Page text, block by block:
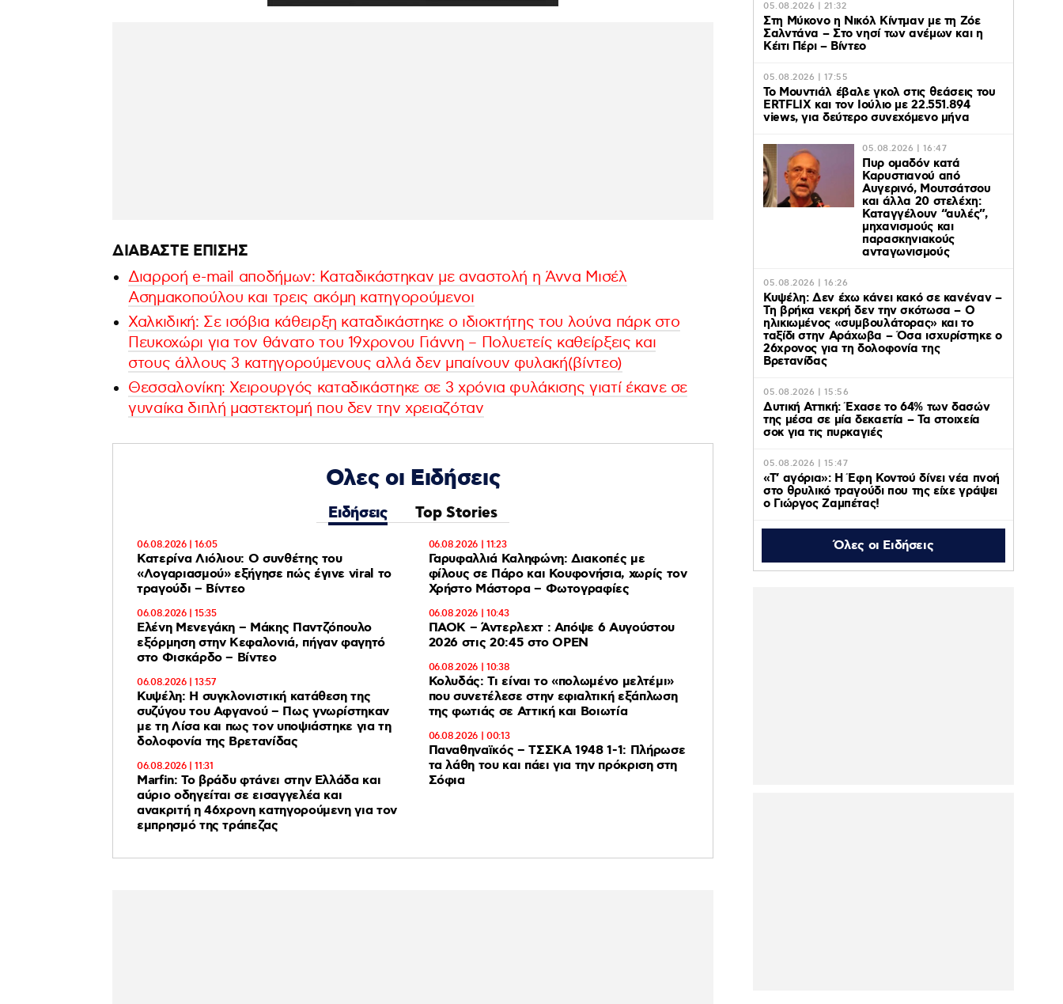
ΔΙΑΒΑΣΤΕ ΕΠΙΣΗΣ
Διαρροή e-mail αποδήμων: Καταδικάστηκαν με αναστολή η Άννα Μισέλ
Ασημακοπούλου και τρεις ακόμη κατηγορούμενοι
Χαλκιδική: Σε ισόβια κάθειρξη καταδικάστηκε ο ιδιοκτήτης του λούνα πάρκ στο
Πευκοχώρι για τον θάνατο του 19χρονου Γιάννη – Πολυετείς καθείρξεις και
στους άλλους 3 κατηγορούμενους αλλά δεν μπαίνουν φυλακή(βίντεο)
Θεσσαλονίκη: Χειρουργός καταδικάστηκε σε 3 χρόνια φυλάκισης γιατί έκανε σε
γυναίκα διπλή μαστεκτομή που δεν την χρειαζόταν
Ολες οι Ειδήσεις
Ειδήσεις Top Stories
06.08.2026 | 16:05
Κατερίνα Λιόλιου: Ο συνθέτης του
«Λογαριασμού» εξήγησε πώς έγινε viral το
τραγούδι – Βίντεο
06.08.2026 | 15:35
Ελένη Μενεγάκη – Μάκης Παντζόπουλο
εξόρμηση στην Κεφαλονιά, πήγαν φαγητό
στο Φισκάρδο – Βίντεο
06.08.2026 | 13:57
Κυψέλη: Η συγκλονιστική κατάθεση της
συζύγου του Αφγανού – Πως γνωρίστηκαν
με τη Λίσα και πως τον υποψιάστηκε για τη
δολοφονία της Βρετανίδας
06.08.2026 | 11:31
Marfin: Το βράδυ φτάνει στην Ελλάδα και
αύριο οδηγείται σε εισαγγελέα και
ανακριτή η 46χρονη κατηγορούμενη για τον
εμπρησμό της τράπεζας
06.08.2026 | 11:23
Γαρυφαλλιά Καληφώνη: Διακοπές με
φίλους σε Πάρο και Κουφονήσια, χωρίς τον
Χρήστο Μάστορα – Φωτογραφίες
06.08.2026 | 10:43
ΠΑΟΚ – Άντερλεχτ : Απόψε 6 Αυγούστου
2026 στις 20:45 στο ΟΡΕΝ
06.08.2026 | 10:38
Κολυδάς: Τι είναι το «πολωμένο μελτέμι»
που συνετέλεσε στην εφιαλτική εξάπλωση
της φωτιάς σε Αττική και Βοιωτία
06.08.2026 | 00:13
Παναθηναϊκός – ΤΣΣΚΑ 1948 1-1: Πλήρωσε
τα λάθη του και πάει για την πρόκριση στη
Σόφια
05.08.2026 | 21:32
Στη Μύκονο η Νικόλ Κίντμαν με τη Ζόε
Σαλντάνα – Στο νησί των ανέμων και η
Κέιτι Πέρι – Βίντεο
05.08.2026 | 17:55
Το Μουντιάλ έβαλε γκολ στις θεάσεις του
ERTFLIX και τον Ιούλιο με 22.551.894
views, για δεύτερο συνεχόμενο μήνα
05.08.2026 | 16:47
Πυρ ομαδόν κατά
Καρυστιανού από
Αυγερινό, Μουτσάτσου
και άλλα 20 στελέχη:
Καταγγέλουν “αυλές”,
μηχανισμούς και
παρασκηνιακούς
ανταγωνισμούς
05.08.2026 | 16:26
Κυψέλη: Δεν έχω κάνει κακό σε κανέναν –
Τη βρήκα νεκρή δεν την σκότωσα – Ο
ηλικιωμένος «συμβουλάτορας» και το
ταξίδι στην Αράχωβα – Όσα ισχυρίστηκε ο
26χρονος για τη δολοφονία της
Βρετανίδας
05.08.2026 | 15:56
Δυτική Αττική: Έχασε το 64% των δασών
της μέσα σε μία δεκαετία – Τα στοιχεία
σοκ για τις πυρκαγιές
05.08.2026 | 15:47
«Τ’ αγόρια»: Η Έφη Κοντού δίνει νέα πνοή
στο θρυλικό τραγούδι που της είχε γράψει
ο Γιώργος Ζαμπέτας!
Όλες οι Ειδήσεις